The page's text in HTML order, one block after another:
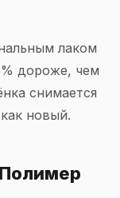
лаком
дороже, чем
снимается
новый.